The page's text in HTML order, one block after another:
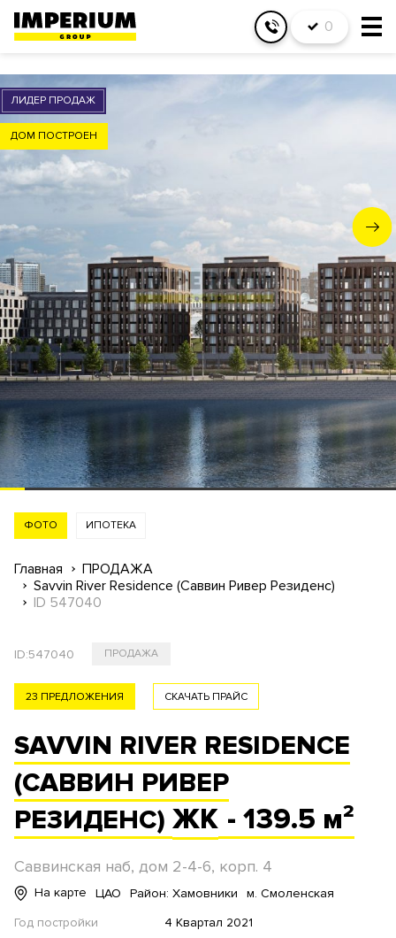
0
ЛИДЕР ПРОДАЖ
ДОМ ПОСТРОЕН
ФОТО ИПОТЕКА
Главная
ПРОДАЖА
Savvin River Residence (Саввин Ривер Резиденс)
ID 547040
ID:547040 ПРОДАЖА
СКАЧАТЬ ПРАЙС
23 ПРЕДЛОЖЕНИЯ
SAVVIN RIVER RESIDENCE
(САВВИН РИВЕР
РЕЗИДЕНС) ЖК - 139.5 м²
Саввинская наб, дом 2-4-6, корп. 4
На карте ЦАО Район: Хамовники
м. Смоленская
Год постройки
4 Квартал 2021